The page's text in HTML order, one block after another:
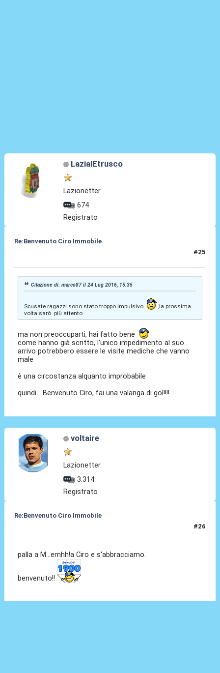
LazialEtrusco
Lazionetter
674
Registrato
Re:Benvenuto Ciro Immobile
#25
Citazione di: marco87 il 24 Lug 2016, 15:35
Scusate ragazzi sono stato troppo impulsivo
,la prossima
volta sarò più attento
ma non preoccuparti, hai fatto bene
come hanno già scritto, l'unico impedimento al suo
arrivo potrebbero essere le visite mediche che vanno
male
è una circostanza alquanto improbabile
quindi... Benvenuto Ciro, fai una valanga di gol!!!!
voltaire
Lazionetter
3.314
Registrato
Re:Benvenuto Ciro Immobile
#26
palla a M...emhh!a Ciro e s'abbracciamo.
benvenuto!!